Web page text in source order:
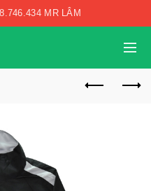
MR LÂM